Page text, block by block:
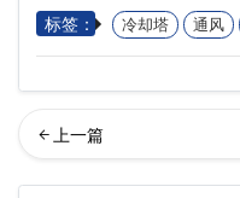
标签： 冷却塔 通风
璃钢冷却塔发生畸式样态如